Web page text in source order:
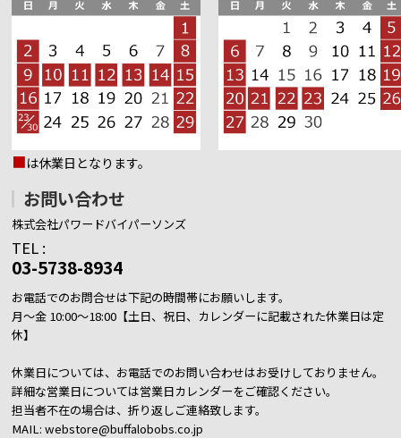
■は休業日となります。
お問い合わせ
株式会社パワードバイパーソンズ
TEL :
03-5738-8934
お電話でのお問合せは下記の時間帯にお願いします。
月～金 10:00～18:00【土日、祝日、カレンダーに記載された休業日は定
休】
休業日については、お電話でのお問い合わせはお受けしておりません。
詳細な営業日については営業日カレンダーをご確認ください。
担当者不在の場合は、折り返しご連絡致します。
MAIL: webstore@buffalobobs.co.jp